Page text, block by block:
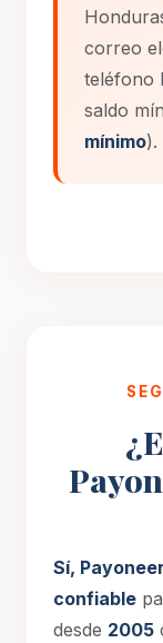
correo
teléfono
saldo
mínimo).
Sí,
confiable
desde 2005